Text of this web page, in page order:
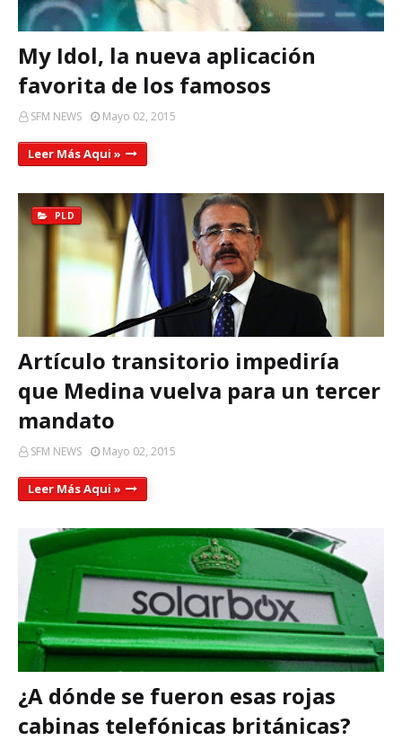
My Idol, la nueva aplicación
favorita de los famosos
SFM NEWS Mayo 02, 2015
Leer Más Aqui »
PLD
Artículo transitorio impediría
que Medina vuelva para un tercer
mandato
SFM NEWS Mayo 02, 2015
Leer Más Aqui »
¿A dónde se fueron esas rojas
cabinas telefónicas británicas?